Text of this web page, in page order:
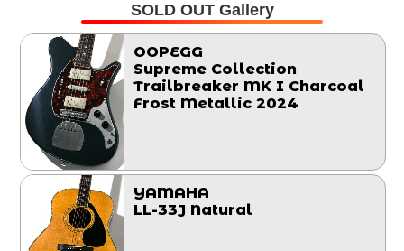
SOLD OUT Gallery
OOPEGG
Supreme Collection
Trailbreaker MK I Charcoal
Frost Metallic 2024
YAMAHA
LL-33J Natural